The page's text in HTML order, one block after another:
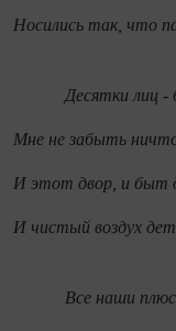
Носились так, что
Десятки лиц -
Мне не забыть
И этот двор, и быт
И чистый воздух
Все наши